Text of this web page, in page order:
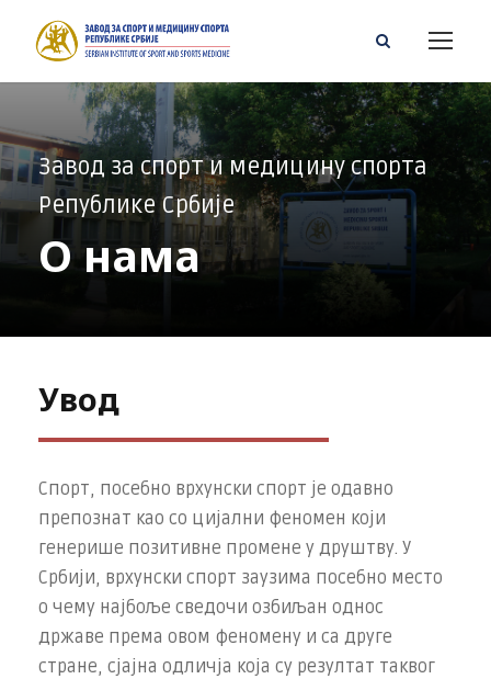
Завод за спорт и медицину спорта
Републике Србије
О нама
Увод
Спорт, посебно врхунски спорт је одавно
препознат као со­ цијални феномен који
генерише позитивне промене у дру­штву. У
Србији, врхунски спорт заузима посебно место
о чему најбоље сведочи озбиљан однос
државе према овом феномену и са друге
стране, сјајна одличја која су резултат таквог